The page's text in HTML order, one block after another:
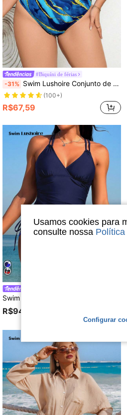
#Biquíni de férias
-31% Swim Lushoire Conjunto de Maiô Bikini Plus Size Feminino com Estampa Tie Dye Abstrata e Nó na Frente
(100+)
R$67,59
R$94,99
Usamos cookies para
consulte nossa
Configurar